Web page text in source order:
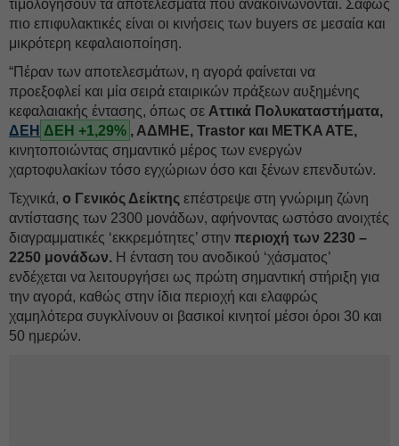
τιμολογήσουν τα αποτελέσματα που ανακοινώνονται. Σαφώς
πιο επιφυλακτικές είναι οι κινήσεις των buyers σε μεσαία και
μικρότερη κεφαλαιοποίηση.
“Πέραν των αποτελεσμάτων, η αγορά φαίνεται να
προεξοφλεί και μία σειρά εταιρικών πράξεων αυξημένης
κεφαλαιακής έντασης, όπως σε Αττικά Πολυκαταστήματα,
ΔΕΗ ΔΕΗ +1,29% , ΑΔΜΗΕ, Trastor και METKA ATE,
κινητοποιώντας σημαντικό μέρος των ενεργών
χαρτοφυλακίων τόσο εγχώριων όσο και ξένων επενδυτών.
Τεχνικά, ο Γενικός Δείκτης επέστρεψε στη γνώριμη ζώνη
αντίστασης των 2300 μονάδων, αφήνοντας ωστόσο ανοιχτές
διαγραμματικές ‘εκκρεμότητες’ στην περιοχή των 2230 –
2250 μονάδων. Η ένταση του ανοδικού ‘χάσματος’
ενδέχεται να λειτουργήσει ως πρώτη σημαντική στήριξη για
την αγορά, καθώς στην ίδια περιοχή και ελαφρώς
χαμηλότερα συγκλίνουν οι βασικοί κινητοί μέσοι όροι 30 και
50 ημερών.